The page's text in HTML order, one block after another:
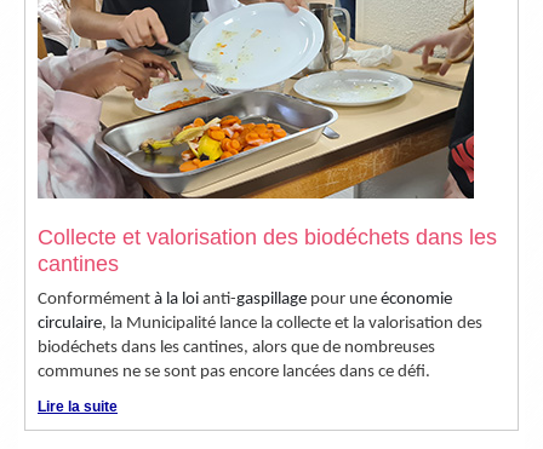
Collecte et valorisation des biodéchets dans les
cantines
Conformément à la loi anti-gaspillage pour une économie
circulaire, la Municipalité lance la collecte et la valorisation des
biodéchets dans les cantines, alors que de nombreuses
communes ne se sont pas encore lancées dans ce défi.
Lire la suite